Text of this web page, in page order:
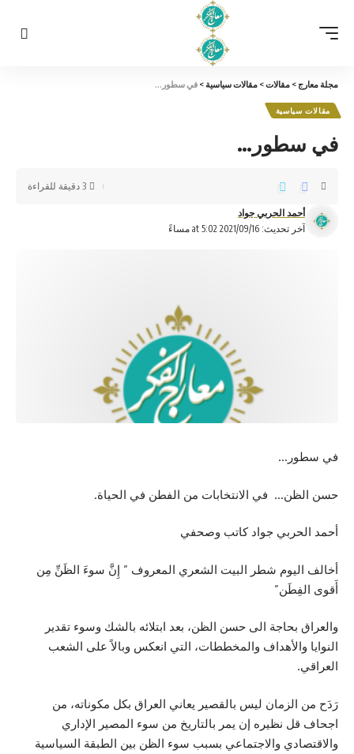
مجلة معارج> مقالات> مقالات سياسية> في سطور…
مقالات سياسية
في سطور…
آخر تحديث: 2021/09/16 at 5:02 مساءً
أحمد الحربي جواد
3 دقيقة للقراءة
في سطور…
حسن الظن… في الانتخابات من الفطن في الحياة.
أحمد الحربي جواد كاتب وصحفي
أخالف اليوم شطر البيت الشعري المعروف ” إِنَّ سوءَ الظَنِّ مِن
أَقوى الفِطَن”
والعراق بحاجة الى حسن الظن، بعد ابتلائه بالشك وسوء تقدير
النوايا والأهداف والمخططات، التي انعكس وبالاً على الشعب
العراقي.
رَدَح من الزمان ليس بالقصير يعاني العراق بكل مكوناته، من
اجحاف قل نظيره إن يمر بالتاريخ من سوء المصير الإداري
والاقتصادي والاجتماعي بسبب سوء الظن بين الطبقة السياسية